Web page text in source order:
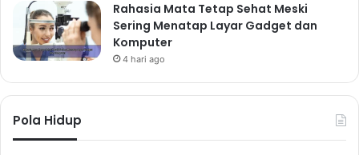
Rahasia Mata Tetap Sehat Meski
Sering Menatap Layar Gadget dan
Komputer
4 hari ago
Pola Hidup